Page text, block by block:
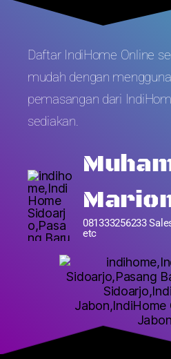
Daftar IndiHome Online
mudah dengan
pemasangan dari
sediakan.
081333256233
etc